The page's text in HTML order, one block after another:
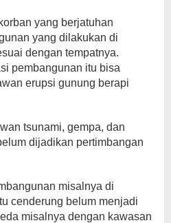
yang berjatuhan
yang dilakukan di
dengan tempatnya.
pembangunan itu bisa
erupsi gunung berapi
tsunami, gempa, dan
dijadikan pertimbangan
misalnya di
cenderung belum menjadi
misalnya dengan kawasan